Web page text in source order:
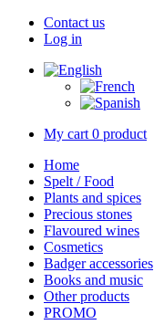
Contact us
Log in
My cart 0 product
Home
Spelt / Food
Plants and spices
Precious stones
Flavoured wines
Cosmetics
Badger accessories
Books and music
Other products
PROMO